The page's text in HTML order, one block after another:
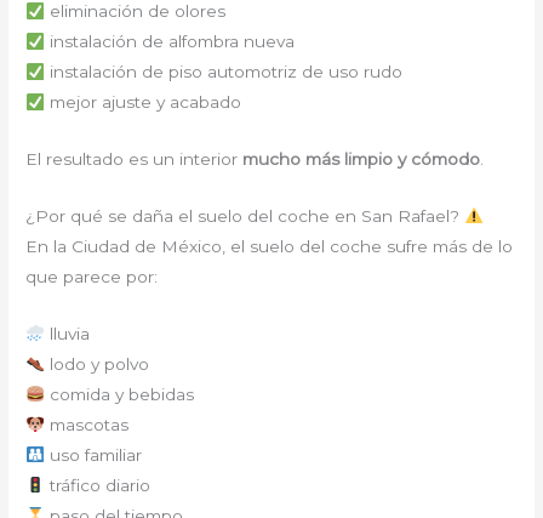
eliminación de olores
instalación de alfombra nueva
instalación de piso automotriz de uso rudo
mejor ajuste y acabado
El resultado es un interior mucho más limpio y cómodo
¿Por qué se daña el suelo del coche en San Rafael?
En la Ciudad de México, el suelo del coche sufre más de lo
que parece por:
lluvia
lodo y polvo
comida y bebidas
mascotas
uso familiar
tráfico diario